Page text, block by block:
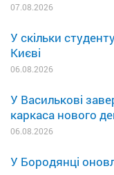
07.08.2026
У скільки
Києві
06.08.2026
У Василькові
каркаса нового
06.08.2026
У Бородянці